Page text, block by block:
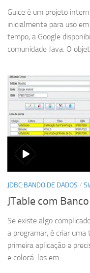
Guice é um projeto
inicialmente para uso
tempo, a Google
comunidade Java. O
JDBC:BANDO DE DADOS /
JTable com
Se existe algo
a programar, é criar uma
primeira aplicação e
e colocá-los em...